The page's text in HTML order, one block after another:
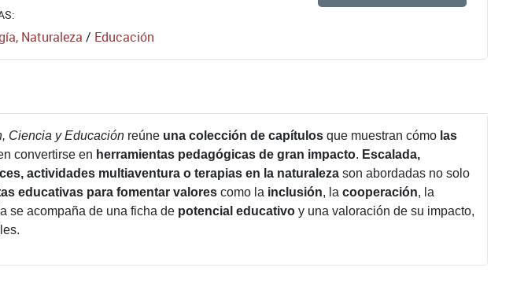
Naturaleza / Educación
Ciencia y Educación reúne una colección de capítulos que muestran cómo las
convertirse en herramientas pedagógicas de gran impacto. Escalada,
actividades multiaventura o terapias en la naturaleza son abordadas no solo
educativas para fomentar valores como la inclusión, la cooperación, la
se acompaña de una ficha de potencial educativo y una valoración de su impacto,